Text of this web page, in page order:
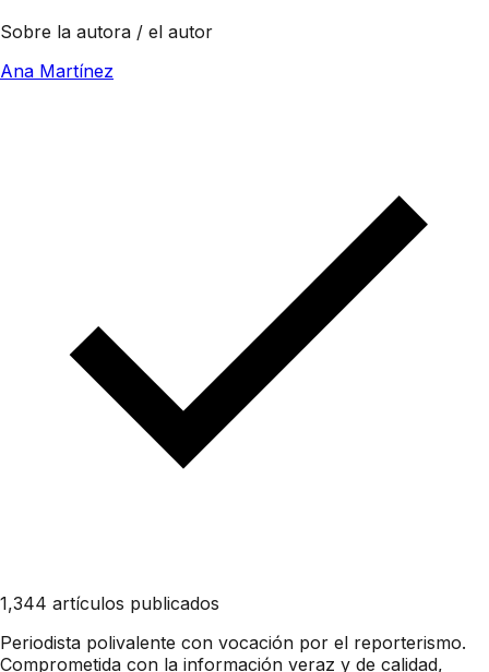
Sobre la autora / el autor
Ana Martínez
1,344 artículos publicados
Periodista polivalente con vocación por el reporterismo.
Comprometida con la información veraz y de calidad,